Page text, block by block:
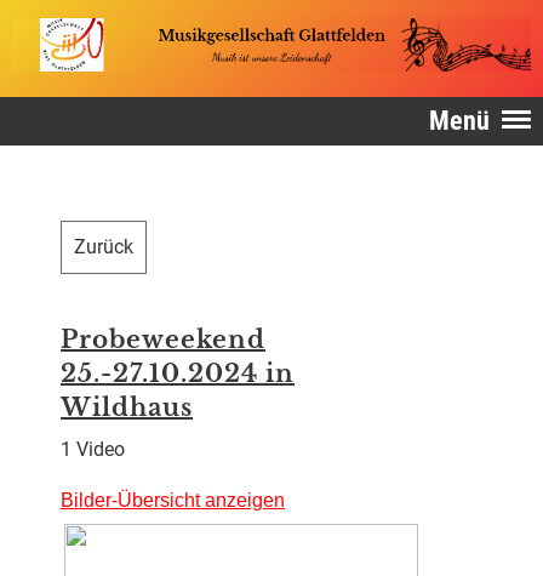
Menü
Zurück
Probeweekend
25.-27.10.2024 in
Wildhaus
1 Video
Bilder-Übersicht anzeigen